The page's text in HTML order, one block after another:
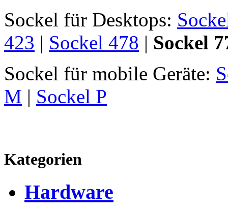
Sockel für Desktops:
423 | Sockel 478 | Sockel
Sockel für mobile Geräte:
M | Sockel P
Kategorien
Hardware